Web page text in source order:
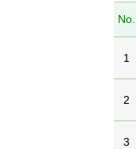
No.
1
2
3